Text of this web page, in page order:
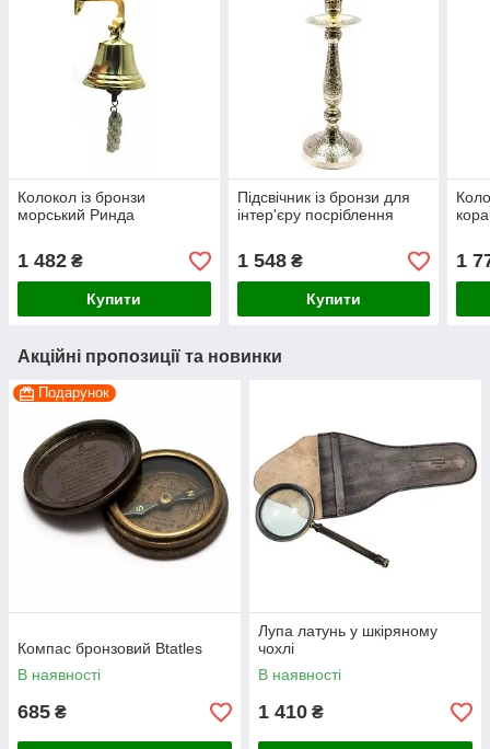
Колокол із бронзи
морський Ринда
1 482 ₴
Купити
Підсвічник із бронзи для
інтер'єру посріблення
1 548₴
Купити
1
Акційні пропозиції та новинки
Подарунок
Компас бронзовий Btatles
В наявності
685 ₴
Лупа латунь у шкіряному
чохлі
В наявності
1 410 ₴